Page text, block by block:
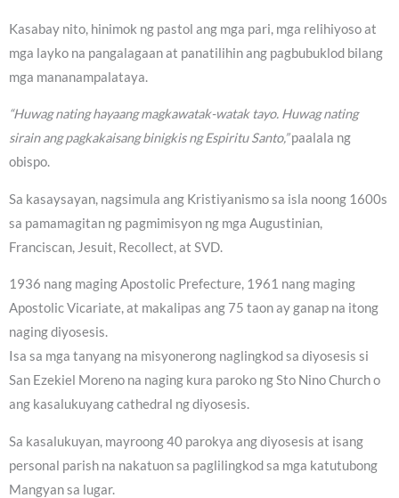
Kasabay nito, hinimok ng pastol ang mga pari, mga relihiyoso at
mga layko na pangalagaan at panatilihin ang pagbubuklod bilang
mga mananampalataya.
“Huwag nating hayaang magkawatak-watak tayo. Huwag nating
sirain ang pagkakaisang binigkis ng Espiritu Santo,”paalala ng
obispo.
Sa kasaysayan, nagsimula ang Kristiyanismo sa isla noong 1600s
sa pamamagitan ng pagmimisyon ng mga Augustinian,
Franciscan, Jesuit, Recollect, at SVD.
1936 nang maging Apostolic Prefecture, 1961 nang maging
Apostolic Vicariate, at makalipas ang 75 taon ay ganap na itong
naging diyosesis.
Isa sa mga tanyang na misyonerong naglingkod sa diyosesis si
San Ezekiel Moreno na naging kura paroko ng Sto Nino Church o
ang kasalukuyang cathedral ng diyosesis.
Sa kasalukuyan, mayroong 40 parokya ang diyosesis at isang
personal parish na nakatuon sa paglilingkod sa mga katutubong
Mangyan sa lugar.